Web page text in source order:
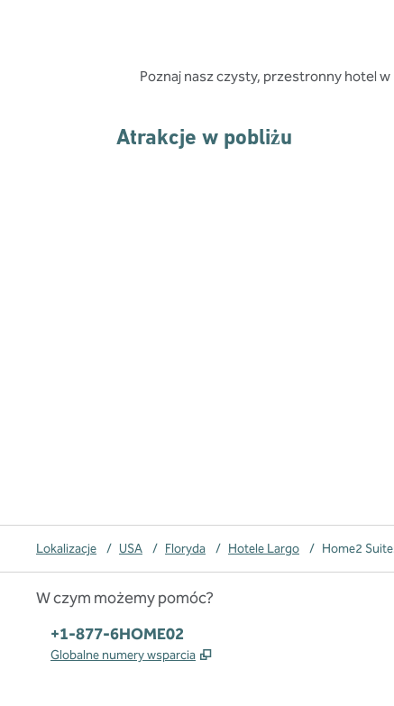
Poznaj nasz czysty, przestronny hotel
Atrakcje w pobliżu
Lokalizacje / USA / Floryda / Hotele Largo / Home2
W czym możemy pomóc?
Telefon:
+1-877-6HOME02
Globalne numery wsparcia ,